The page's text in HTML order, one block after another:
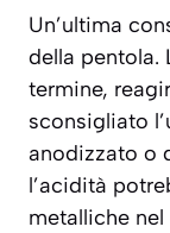
Un’ultima
della pentola.
termine,
sconsigliato
anodizzato o
l’acidità
metalliche